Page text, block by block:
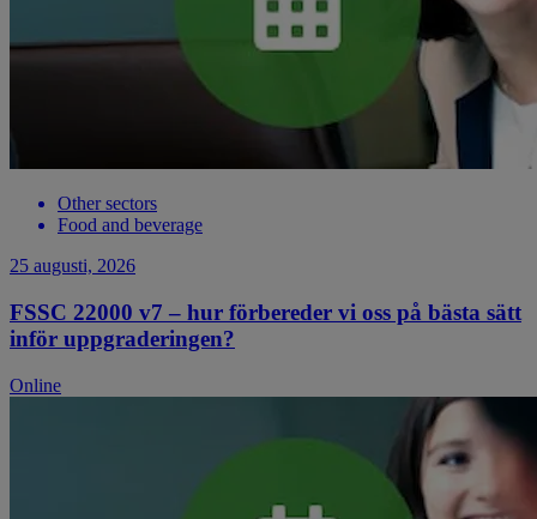
Other sectors
Food and beverage
25 augusti, 2026
FSSC 22000 v7 – hur förbereder vi oss på bästa sätt
inför uppgraderingen?
Online